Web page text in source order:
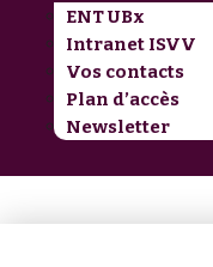
ENT UBx
Intranet ISVV
Vos contacts
Plan d’accès
Newsletter